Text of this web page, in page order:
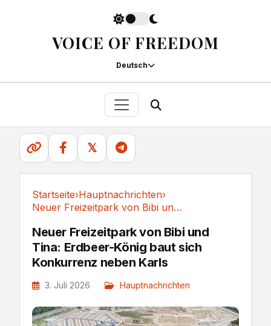
VOICE OF FREEDOM
Deutsch
𝕏
Startseite›Hauptnachrichten›
Neuer Freizeitpark von Bibi und Tina:...
Neuer Freizeitpark von Bibi und
Tina: Erdbeer-König baut sich
Konkurrenz neben Karls
3. Juli 2026 Hauptnachrichten